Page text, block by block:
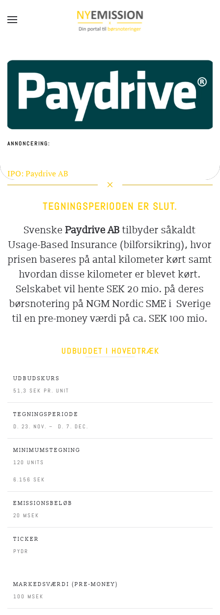
Gå til hovedindhold
ANNONCERING:
IPO: Paydrive AB
TEGNINGSPERIODEN ER SLUT.
Svenske Paydrive AB tilbyder såkaldt
Usage-Based Insurance (bilforsikring), hvor
prisen baseres på antal kilometer kørt samt
hvordan disse kilometer er blevet kørt.
Selskabet vil hente SEK 20 mio. på deres
børsnotering på NGM Nordic SME i Sverige
til en pre-money værdi på ca. SEK 100 mio.
UDBUDDET I HOVEDTRÆK
UDBUDSKURS
51,3 SEK PR. UNIT
TEGNINGSPERIODE
D. 23. NOV. – D. 7. DEC.
MINIMUMSTEGNING
120 UNITS
6.156 SEK
EMISSIONSBELØB
20 MSEK
TICKER
PYDR
MARKEDSVÆRDI (PRE-MONEY)
100 MSEK